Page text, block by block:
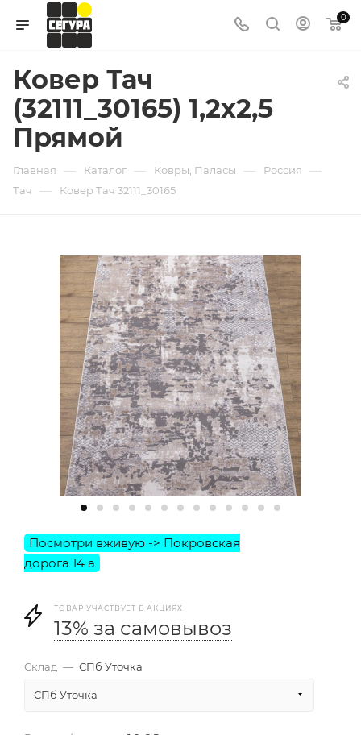
0
Ковер Тач
(32111_30165) 1,2х2,5
Прямой
Главная — Каталог — Ковры, Паласы — Россия —
Тач — Ковер Тач 32111_30165
ТОВАР УЧАСТВУЕТ В АКЦИЯХ
13% за самовывоз
Склад — СПб Уточка
СПб Уточка